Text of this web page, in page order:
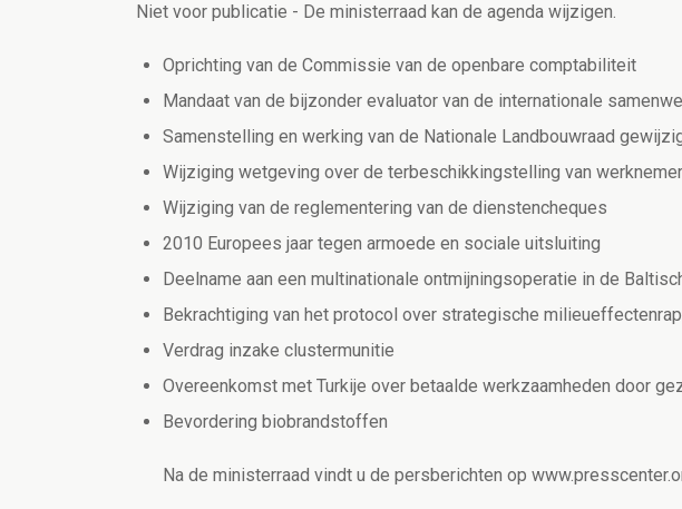
Niet voor publicatie - De ministerraad kan de agenda wijzigen.
Oprichting van de Commissie van de openbare comptabiliteit
Mandaat van de bijzonder evaluator van de internationale
Samenstelling en werking van de Nationale Landbouwraad
Wijziging wetgeving over de terbeschikkingstelling van
Wijziging van de reglementering van de dienstencheques
2010 Europees jaar tegen armoede en sociale uitsluiting
Deelname aan een multinationale ontmijningsoperatie in de
Bekrachtiging van het protocol over strategische
Verdrag inzake clustermunitie
Overeenkomst met Turkije over betaalde werkzaamheden door
Bevordering biobrandstoffen
Na de ministerraad vindt u de persberichten op